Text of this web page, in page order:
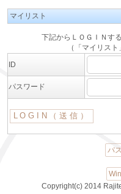
マイリスト
下記からＬＯＧＩＮす
（「マイリス
ID
パスワード
パ
Copyright(c) 2014